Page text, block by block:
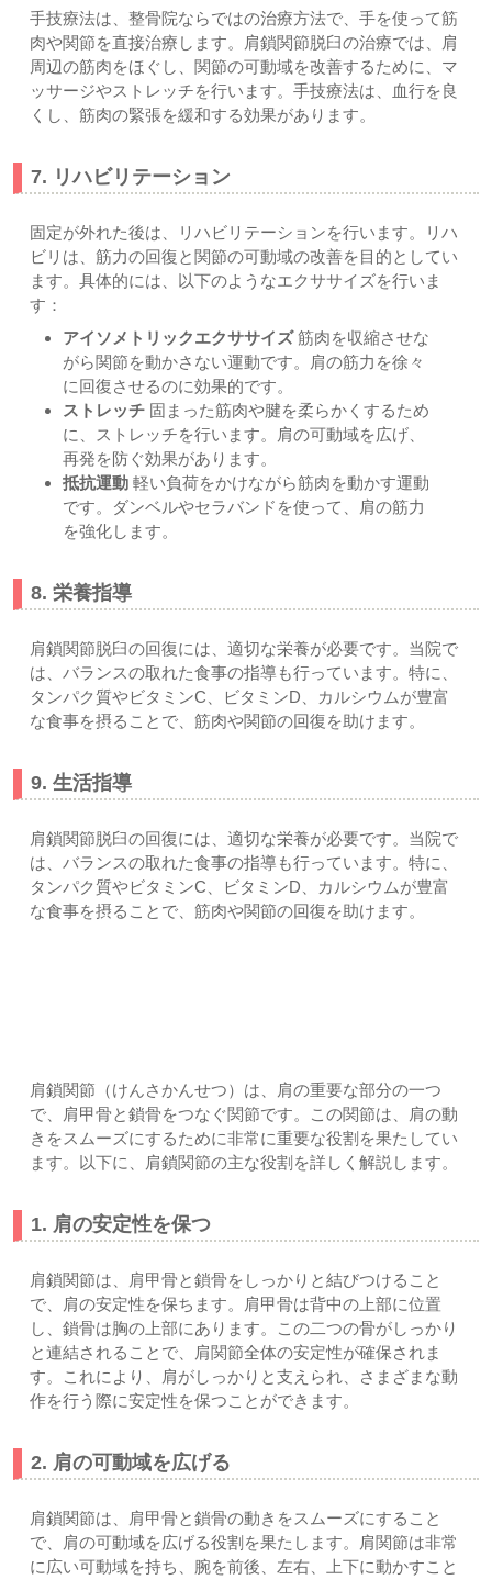
手技療法は、整骨院ならではの治療方法で、手を使って筋
肉や関節を直接治療します。肩鎖関節脱臼の治療では、肩
周辺の筋肉をほぐし、関節の可動域を改善するために、マ
ッサージやストレッチを行います。手技療法は、血行を良
くし、筋肉の緊張を緩和する効果があります。
7. リハビリテーション
固定が外れた後は、リハビリテーションを行います。リハ
ビリは、筋力の回復と関節の可動域の改善を目的としてい
ます。具体的には、以下のようなエクササイズを行いま
す：
アイソメトリックエクササイズ筋肉を収縮させな
がら関節を動かさない運動です。肩の筋力を徐々
に回復させるのに効果的です。
ストレッチ 固まった筋肉や腱を柔らかくするため
に、ストレッチを行います。肩の可動域を広げ、
再発を防ぐ効果があります。
抵抗運動 軽い負荷をかけながら筋肉を動かす運動
です。ダンベルやセラバンドを使って、肩の筋力
を強化します。
8. 栄養指導
肩鎖関節脱臼の回復には、適切な栄養が必要です。当院で
は、バランスの取れた食事の指導も行っています。特に、
タンパク質やビタミンC、ビタミンD、カルシウムが豊富
な食事を摂ることで、筋肉や関節の回復を助けます。
9. 生活指導
肩鎖関節脱臼の回復には、適切な栄養が必要です。当院で
は、バランスの取れた食事の指導も行っています。特に、
タンパク質やビタミンC、ビタミンD、カルシウムが豊富
な食事を摂ることで、筋肉や関節の回復を助けます。
肩鎖関節（けんさかんせつ）は、肩の重要な部分の一つ
で、肩甲骨と鎖骨をつなぐ関節です。この関節は、肩の動
きをスムーズにするために非常に重要な役割を果たしてい
ます。以下に、肩鎖関節の主な役割を詳しく解説します。
1. 肩の安定性を保つ
肩鎖関節は、肩甲骨と鎖骨をしっかりと結びつけること
で、肩の安定性を保ちます。肩甲骨は背中の上部に位置
し、鎖骨は胸の上部にあります。この二つの骨がしっかり
と連結されることで、肩関節全体の安定性が確保されま
す。これにより、肩がしっかりと支えられ、さまざまな動
作を行う際に安定性を保つことができます。
2. 肩の可動域を広げる
肩鎖関節は、肩甲骨と鎖骨の動きをスムーズにすること
で、肩の可動域を広げる役割を果たします。肩関節は非常
に広い可動域を持ち、腕を前後、左右、上下に動かすこと